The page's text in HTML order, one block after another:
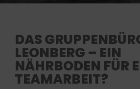
DAS
LEONBERG – EIN
NÄHRBODEN FÜR
TEAMARBEIT?